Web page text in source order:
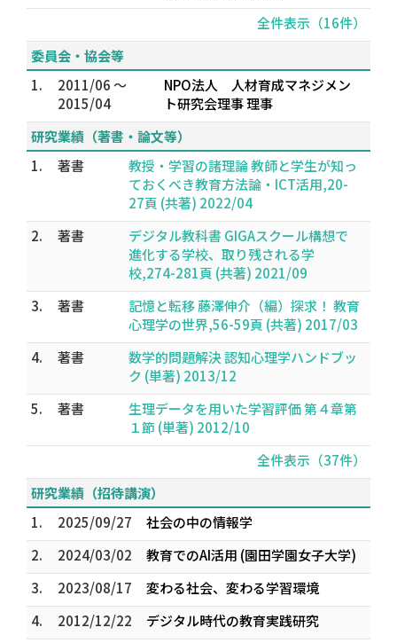
全件表示（16件）
委員会・協会等
1.
2011/06 ～
2015/04
NPO法人 人材育成マネジメン
ト研究会理事 理事
研究業績（著書・論文等）
1.
著書
教授・学習の諸理論 教師と学生が知っ
ておくべき教育方法論・ICT活用,20-
27頁 (共著) 2022/04
2.
著書
デジタル教科書 GIGAスクール構想で
進化する学校、取り残される学
校,274-281頁 (共著) 2021/09
3.
著書
記憶と転移 藤澤伸介（編）探求！ 教育
心理学の世界,56-59頁 (共著) 2017/03
4.
著書
数学的問題解決 認知心理学ハンドブッ
ク (単著) 2013/12
5.
著書
生理データを用いた学習評価 第４章第
１節 (単著) 2012/10
全件表示（37件）
研究業績（招待講演）
1.
2025/09/27
社会の中の情報学
2.
2024/03/02
教育でのAI活用 (園田学園女子大学)
3.
2023/08/17
変わる社会、変わる学習環境
4.
2012/12/22
デジタル時代の教育実践研究